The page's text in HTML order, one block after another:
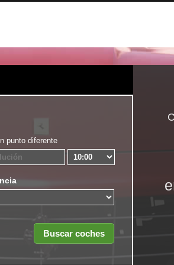
punto diferente